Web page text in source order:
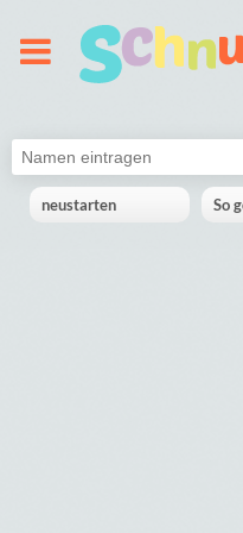
Über uns
Schnullerkette
neustarten So